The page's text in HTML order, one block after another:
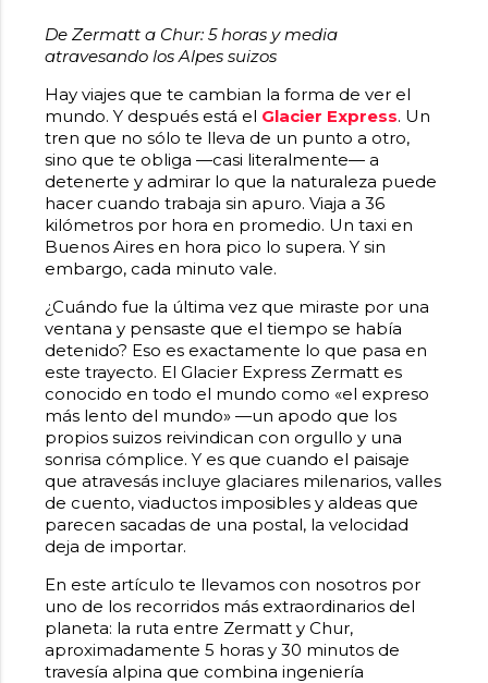
De Zermatt a Chur: 5 horas y media
atravesando los Alpes suizos
Hay viajes que te cambian la forma de ver el
mundo. Y después está el Glacier Express. Un
tren que no sólo te lleva de un punto a otro,
sino que te obliga —casi literalmente— a
detenerte y admirar lo que la naturaleza puede
hacer cuando trabaja sin apuro. Viaja a 36
kilómetros por hora en promedio. Un taxi en
Buenos Aires en hora pico lo supera. Y sin
embargo, cada minuto vale.
¿Cuándo fue la última vez que miraste por una
ventana y pensaste que el tiempo se había
detenido? Eso es exactamente lo que pasa en
este trayecto. El Glacier Express Zermattes
conocido en todo el mundo como «el expreso
más lento del mundo» —un apodo que los
propios suizos reivindican con orgullo y una
sonrisa cómplice. Y es que cuando el paisaje
que atravesás incluye glaciares milenarios, valles
de cuento, viaductos imposibles y aldeas que
parecen sacadas de una postal, la velocidad
deja de importar.
En este artículo te llevamos con nosotros por
uno de los recorridos más extraordinarios del
planeta: la ruta entre Zermatt y Chur,
aproximadamente 5 horas y 30 minutos de
travesía alpina que combina ingeniería